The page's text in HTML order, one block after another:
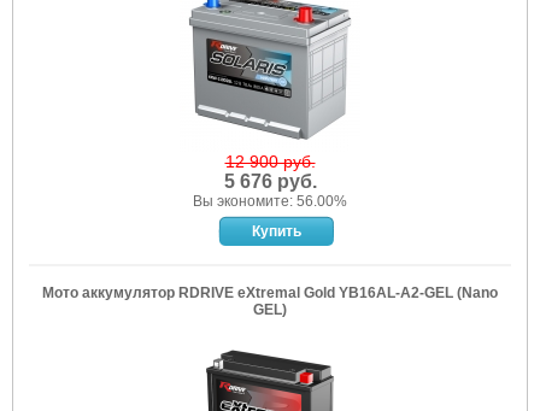
12 900 руб.
5 676 руб.
Вы экономите: 56.00%
Мото аккумулятор RDRIVE eXtremal Gold YB16AL-A2-GEL (Nano
GEL)